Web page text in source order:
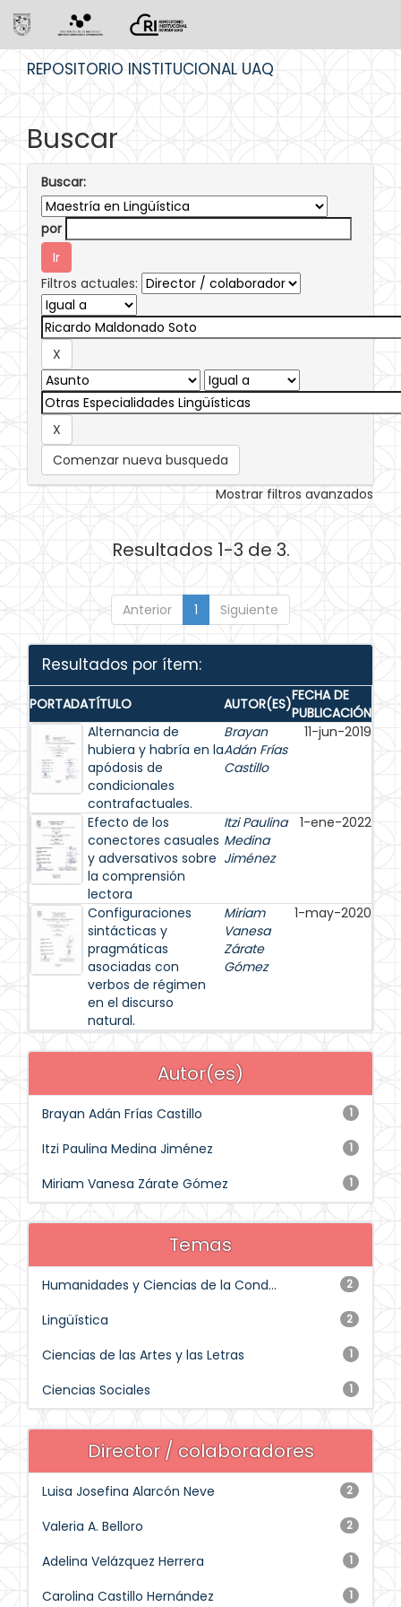
REPOSITORIO INSTITUCIONAL UAQ
Buscar
Buscar:
por
Filtros actuales:
Comenzar nueva busqueda
Mostrar filtros avanzados
Resultados 1-3 de 3.
Anterior 1 Siguiente
Resultados por ítem:
PORTADATÍTULO AUTOR(ES)FECHA DE
PUBLICACIÓN
Alternancia de
hubiera y habría en la
apódosis de
condicionales
contrafactuales.
Brayan
Adán Frías
Castillo
11-jun-2019
Efecto de los
conectores casuales
y adversativos sobre
la comprensión
lectora
Itzi Paulina
Medina
Jiménez
1-ene-2022
Configuraciones
sintácticas y
pragmáticas
asociadas con
verbos de régimen
en el discurso
natural.
Miriam
Vanesa
Zárate
Gómez
1-may-2020
Autor(es)
1
Brayan Adán Frías Castillo
1
Itzi Paulina Medina Jiménez
1
Miriam Vanesa Zárate Gómez
Temas
2
Humanidades y Ciencias de la Cond...
2
Lingüística
1
Ciencias de las Artes y las Letras
1
Ciencias Sociales
Director / colaboradores
2
Luisa Josefina Alarcón Neve
2
Valeria A. Belloro
1
Adelina Velázquez Herrera
1
Carolina Castillo Hernández